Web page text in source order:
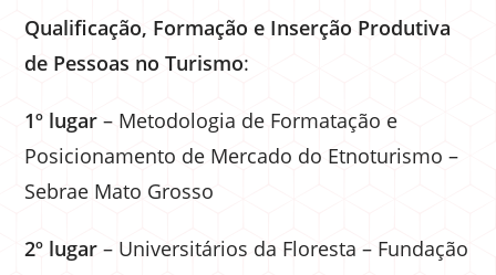
Qualificação, Formação e Inserção Produtiva
de Pessoas no Turismo:
1º lugar – Metodologia de Formatação e
Posicionamento de Mercado do Etnoturismo –
Sebrae Mato Grosso
2º lugar – Universitários da Floresta – Fundação